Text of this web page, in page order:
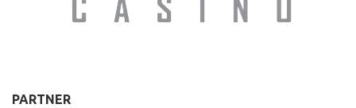
PARTNER